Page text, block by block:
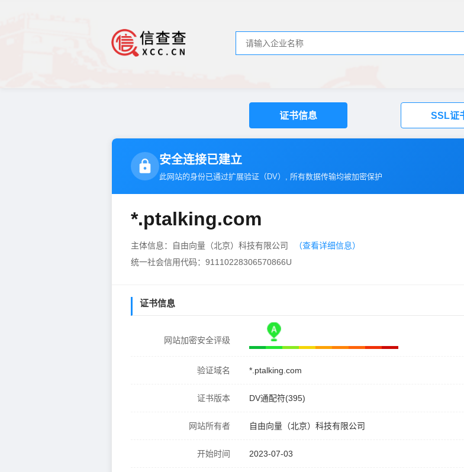
证书信息 SSL证
安全连接已建立
此网站的身份已通过扩展验证（ DV）, 所有数据传输均被加密保护
*.ptalking.com
主体信息：自由向量（北京）科技有限公司
（查看详细信息）
统一社会信用代码：91110228306570866U
证书信息
网站加密安全评级
验证域名 *.ptalking.com
证书版本 DV通配符(395)
网站所有者 自由向量（北京）科技有限公司
开始时间 2023-07-03